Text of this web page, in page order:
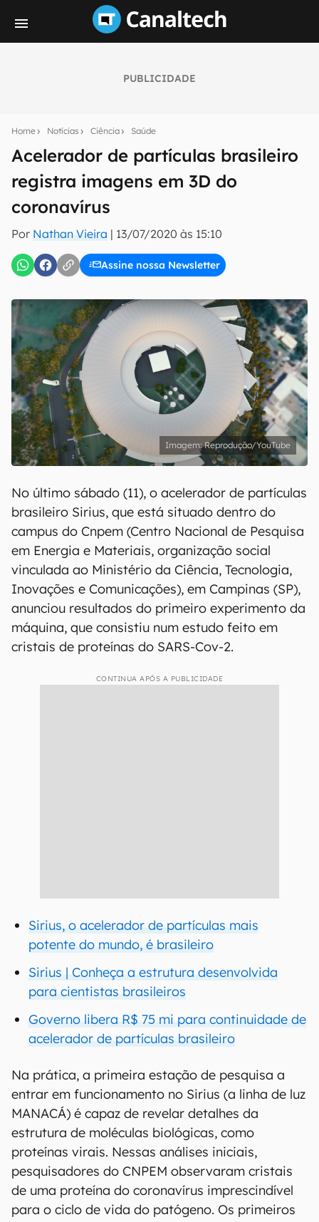
PUBLICIDADE
Home Notícias Ciência Saúde
Acelerador de partículas brasileiro
registra imagens em 3D do
coronavírus
Por Nathan Vieira | 13/07/2020 às 15:10
Assine nossa Newsletter
notícias e reviews sobre tecnologia em primeira
mão.
E-mail
inscreva-se
Uso e Política de Privacidade do Canaltech.
Reprodução/YouTube
No último sábado (11), o acelerador de partículas
brasileiro Sirius, que está situado dentro do
campus do Cnpem (Centro Nacional de Pesquisa
em Energia e Materiais, organização social
vinculada ao Ministério da Ciência, Tecnologia,
Inovações e Comunicações), em Campinas (SP),
anunciou resultados do primeiro experimento da
máquina, que consistiu num estudo feito em
cristais de proteínas do SARS-Cov-2.
CONTINUA APÓS A PUBLICIDADE
Sirius, o acelerador de partículas mais
potente do mundo, é brasileiro
Sirius | Conheça a estrutura desenvolvida
para cientistas brasileiros
Governo libera R$ 75 mi para continuidade de
acelerador de partículas brasileiro
Na prática, a primeira estação de pesquisa a
entrar em funcionamento no Sirius (a linha de luz
MANACÁ) é capaz de revelar detalhes da
estrutura de moléculas biológicas, como
proteínas virais. Nessas análises iniciais,
pesquisadores do CNPEM observaram cristais
de uma proteína do coronavírus imprescindível
para o ciclo de vida do patógeno. Os primeiros